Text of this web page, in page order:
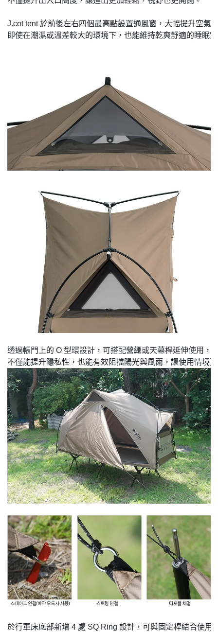
J.cot tent 於前後左右四個最高點設置通風窗，大幅提升空氣
透過帳門上的 O 型環設計，可搭配營繩或天幕桿延伸使用，
於行軍床底部新增 4 處 SQ Ring 設計，可與固定桿結合使用